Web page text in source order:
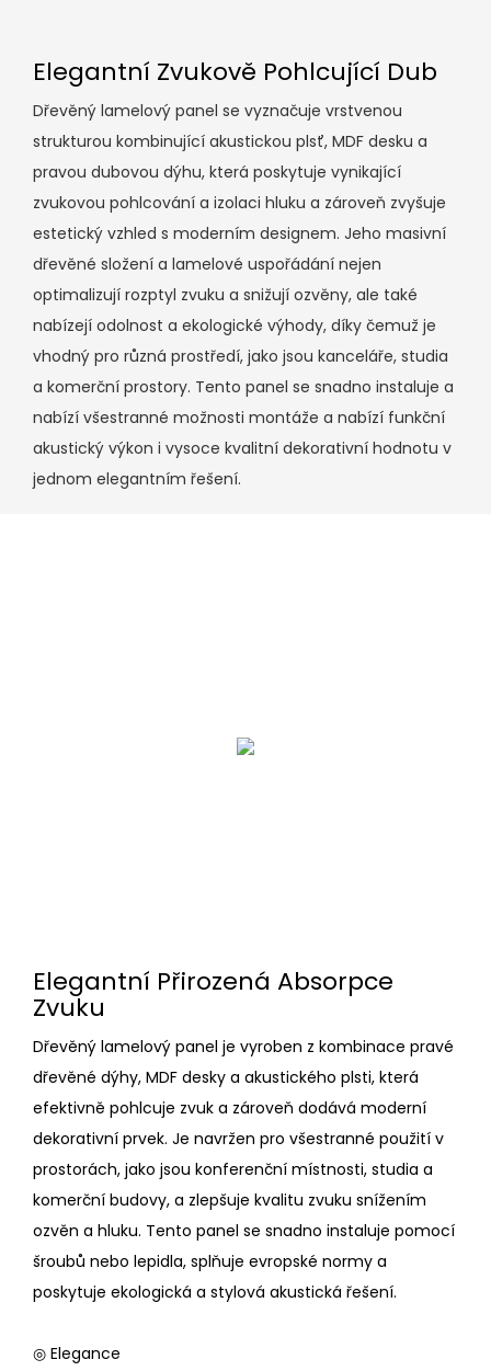
Elegantní Zvukově Pohlcující Dub
Dřevěný lamelový panel se vyznačuje vrstvenou
strukturou kombinující akustickou plsť, MDF desku a
pravou dubovou dýhu, která poskytuje vynikající
zvukovou pohlcování a izolaci hluku a zároveň zvyšuje
estetický vzhled s moderním designem. Jeho masivní
dřevěné složení a lamelové uspořádání nejen
optimalizují rozptyl zvuku a snižují ozvěny, ale také
nabízejí odolnost a ekologické výhody, díky čemuž je
vhodný pro různá prostředí, jako jsou kanceláře, studia
a komerční prostory. Tento panel se snadno instaluje a
nabízí všestranné možnosti montáže a nabízí funkční
akustický výkon i vysoce kvalitní dekorativní hodnotu v
jednom elegantním řešení.
Elegantní Přirozená Absorpce
Zvuku
Dřevěný lamelový panel je vyroben z kombinace pravé
dřevěné dýhy, MDF desky a akustického plsti, která
efektivně pohlcuje zvuk a zároveň dodává moderní
dekorativní prvek. Je navržen pro všestranné použití v
prostorách, jako jsou konferenční místnosti, studia a
komerční budovy, a zlepšuje kvalitu zvuku snížením
ozvěn a hluku. Tento panel se snadno instaluje pomocí
šroubů nebo lepidla, splňuje evropské normy a
poskytuje ekologická a stylová akustická řešení.
◎ Elegance